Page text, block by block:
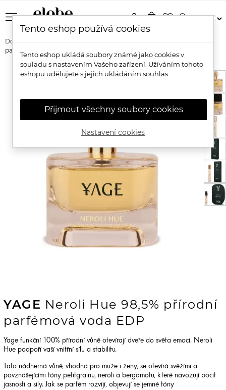
menu shopping_bagfavorite_bordersearch
person
Domů Značky Yage Organics
Yage Neroli Hue 98,5% přírodní
parfémová voda EDP
YAGE Neroli Hue 98,5% přírodní
parfémová voda EDP
Yage funkční 100% přírodní vůně otevírají dveře do světa emocí. Neroli
Hue podpoří vaší vnitřní sílu a stabilitu.
Tato nádherná vůně, vhodná pro muže i ženy, se otevírá svěžími a
povznášejícími tóny petitgrainu, neroli a bergamotu, které navozují pocit
jasnosti a síly. Jak se parfém rozvíjí, objevují se jemné tóny
Tento eshop používá cookies
Tento eshop ukládá soubory známé jako cookies v
souladu s nastavením Vašeho zařízení. Užíváním tohoto
eshopu udělujete s jejich ukládáním souhlas.
Přijmout všechny soubory cookies
Nastavení cookies